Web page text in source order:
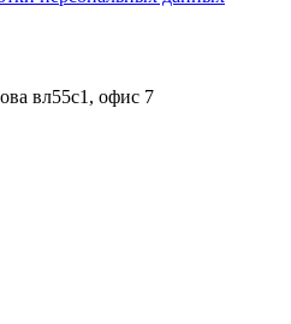
вл55с1, офис 7